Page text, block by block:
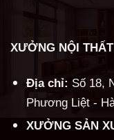
XƯỞNG NỘI
Địa chỉ: Số 18,
Phương Liệt -
XƯỞNG SẢN